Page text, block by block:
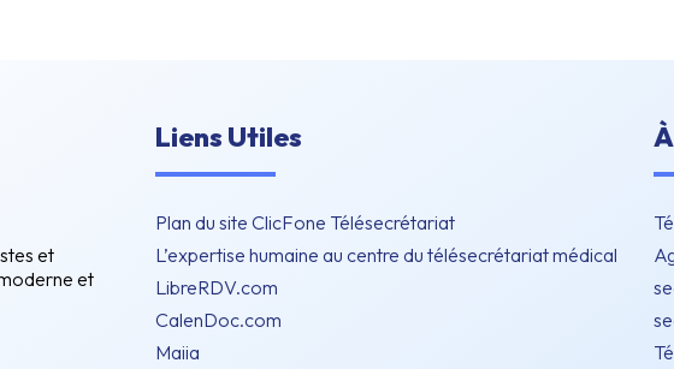
et
et
Liens Utiles
Plan du site ClicFone Télésecrétariat
L’expertise humaine au centre du télésecrétariat médical
LibreRDV.com
CalenDoc.com
Maiia